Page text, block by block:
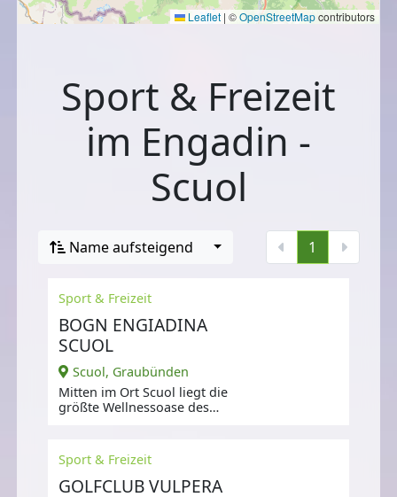
Leaflet | ©OpenStreetMapcontributors
Sport & Freizeit
im Engadin -
Scuol
Name aufsteigend 1
Sport & Freizeit
BOGN ENGIADINA
SCUOL
Scuol, Graubünden
Mitten im Ort Scuol liegt die
größte Wellnessoase des
Sport & Freizeit
GOLFCLUB VULPERA